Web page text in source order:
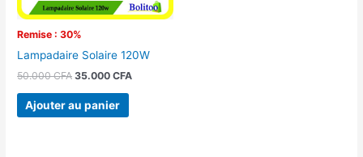
Remise : 30%
Lampadaire Solaire 120W
50.000CFA 35.000CFA
Ajouter au panier